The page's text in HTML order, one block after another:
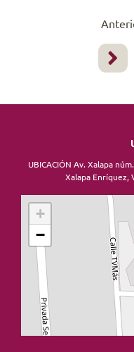
UBICACIÓN Av. Xalapa
Xalapa Enríquez,
+
−